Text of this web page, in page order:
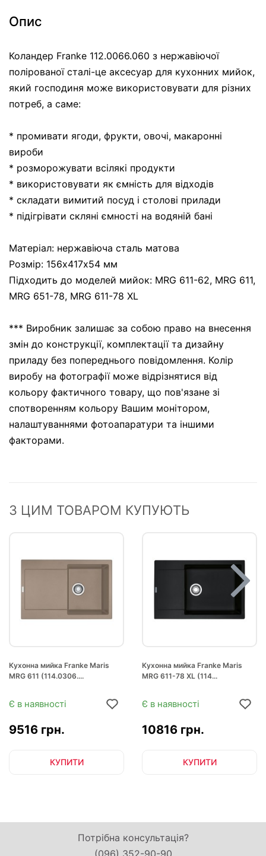
Опис
Коландер Franke 112.0066.060 з нержавіючої
полірованої сталі-це аксесуар для кухонних мийок,
який господиня може використовувати для різних
потреб, а саме:
* промивати ягоди, фрукти, овочі, макаронні
вироби
* розморожувати всілякі продукти
* використовувати як ємність для відходів
* складати вимитий посуд і столові прилади
* підігрівати скляні ємності на водяній бані
Матеріал: нержавіюча сталь матова
Розмір: 156х417х54 мм
Підходить до моделей мийок: MRG 611-62, MRG 611,
MRG 651-78, MRG 611-78 XL
*** Виробник залишає за собою право на внесення
змін до конструкції, комплектації та дизайну
приладу без попереднього повідомлення. Колір
виробу на фотографії може відрізнятися від
кольору фактичного товару, що пов'язане зі
спотворенням кольору Вашим монітором,
налаштуваннями фотоапаратури та іншими
факторами.
З ЦИМ ТОВАРОМ КУПУЮТЬ
Кухонна мийка Franke Maris
MRG 611 (114.0306....
Є в наявності
9516 грн.
КУПИТИ
Кухонна мийка Franke Maris
MRG 611-78 XL (114...
Є в наявності
10816 грн.
КУПИТИ
Потрібна консультація?